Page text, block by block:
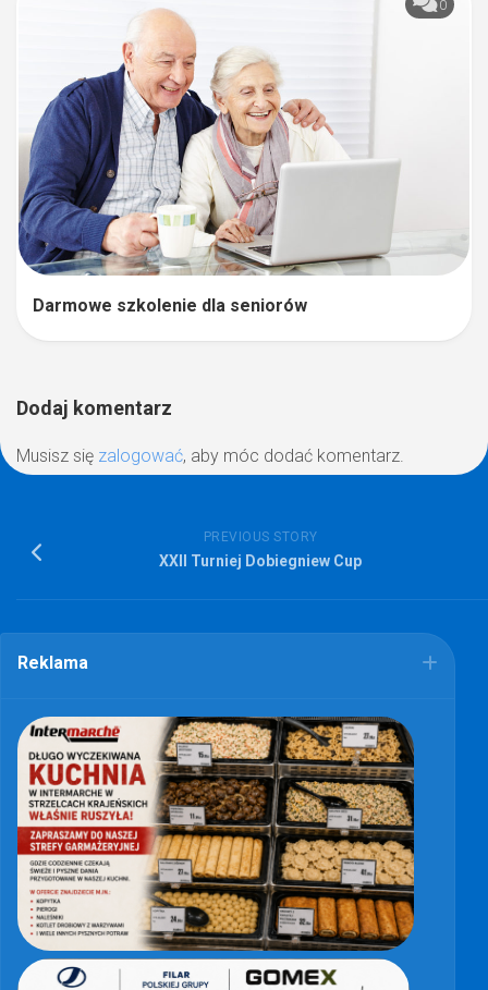
0
Darmowe szkolenie dla seniorów
Dodaj komentarz
Musisz się zalogować, aby móc dodać komentarz.
PREVIOUS STORY
XXII Turniej Dobiegniew Cup
Reklama